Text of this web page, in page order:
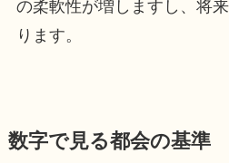
の柔軟性が増しますし、将
ります。
数字で見る都会の基準